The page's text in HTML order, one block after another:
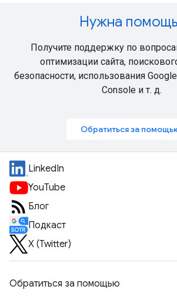
Нужна
Получите поддержку по
оптимизации сайта,
безопасности, использования
Console и т. д.
Обратиться за
LinkedIn
YouTube
Блог
Подкаст
X (Twitter)
Обратиться за помощью